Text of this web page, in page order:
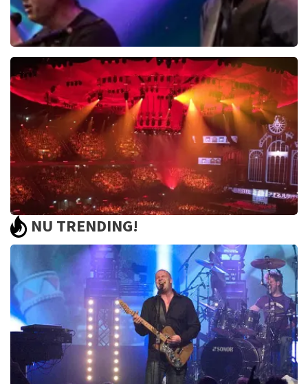
Edwin Evers Band
729+reviews
BEKIJKEN
Vrienden Van Amstel Live
1252+ reviews
BEKIJKEN
NU TRENDING!